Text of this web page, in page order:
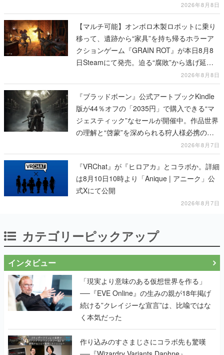
2026年8月8日
【マルチ可能】オンボロ木製ロボットに乗り
移って、遺跡から“家具”を持ち帰るホラーア
クションゲーム『GRAIN ROT』が本日8月8
日Steamにて発売。迫る“腐敗”から逃げ延
2026年8月8日
『ブラッドボーン』公式アートブックKindle
版が44％オフの「2035円」で購入できる“マ
ジェスティック”なセールが開催中。作品世界
の理解と“啓蒙”を深められる狩人様必携の一
2026年8月7日
『VRChat』が『ヒロアカ』とコラボか。詳細
は8月10日10時より「Anique | アニーク」公
式Xにて公開
2026年8月7日
カテゴリーピックアップ
インタビュー
「現実より意味のある仮想世界を作る」
──『EVE Online』の生みの親が18年掲げ
続ける”クレイジーな宣言”は、比喩ではな
く本気だった
作り込みのすさまじさにコラボ先も驚嘆